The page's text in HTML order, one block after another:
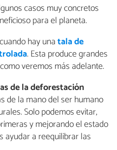
casos muy concretos
para el planeta.
hay unatala de
. Esta produce grandes
veremos más adelante.
de la deforestación
de la mano del ser humano
Solo podemos evitar,
y mejorando el estado
ayudar a reequilibrar las